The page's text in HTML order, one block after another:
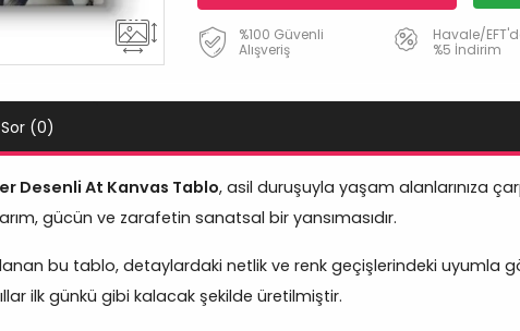
%100 Güvenli
Alışveriş
Havale/
%5 İndirim
(0)
Desenli At Kanvas Tablo, asil duruşuyla yaşam alanlarınıza
gücün ve zarafetin sanatsal bir yansımasıdır.
bu tablo, detaylardaki netlik ve renk geçişlerindeki uyumla
ilk günkü gibi kalacak şekilde üretilmiştir.